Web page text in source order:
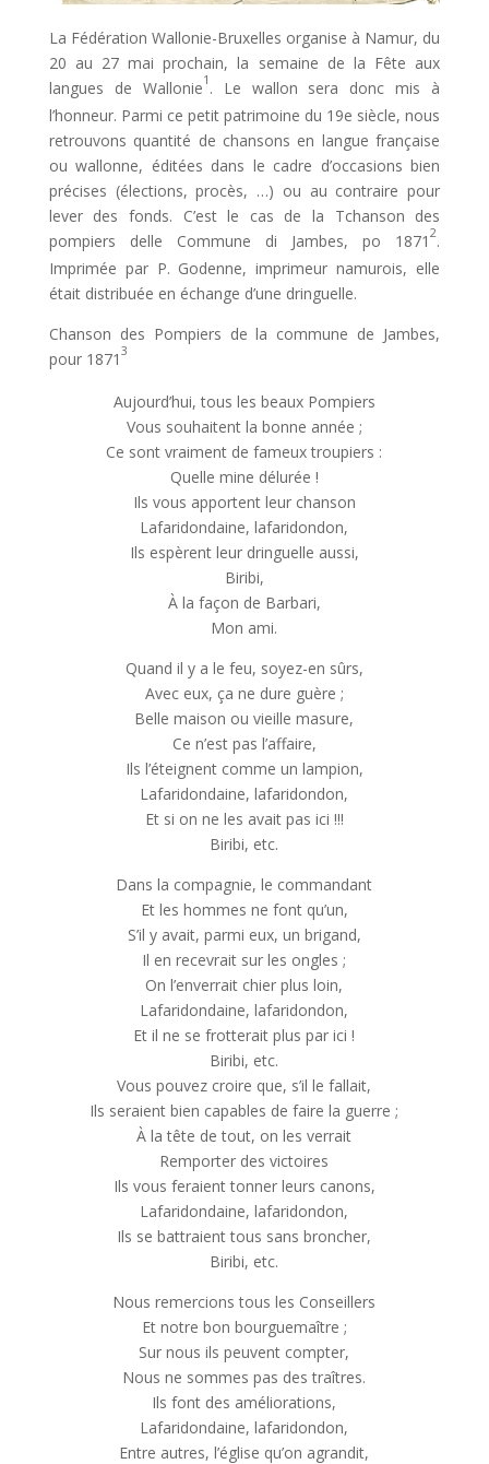
La Fédération Wallonie-Bruxelles organise à Namur, du
20 au 27 mai prochain, la semaine de la Fête aux
langues de Wallonie1 . Le wallon sera donc mis à
l’honneur. Parmi ce petit patrimoine du 19e siècle, nous
retrouvons quantité de chansons en langue française
ou wallonne, éditées dans le cadre d’occasions bien
précises (élections, procès, …) ou au contraire pour
lever des fonds. C’est le cas de la Tchanson des
pompiers delle Commune di Jambes, po 18712.
Imprimée par P. Godenne, imprimeur namurois, elle
était distribuée en échange d’une dringuelle.
Chanson des Pompiers de la commune de Jambes,
pour 1871 3
Aujourd’hui, tous les beaux Pompiers
Vous souhaitent la bonne année ;
Ce sont vraiment de fameux troupiers :
Quelle mine délurée !
Ils vous apportent leur chanson
Lafaridondaine, lafaridondon,
Ils espèrent leur dringuelle aussi,
Biribi,
À la façon de Barbari,
Mon ami.
Quand il y a le feu, soyez-en sûrs,
Avec eux, ça ne dure guère ;
Belle maison ou vieille masure,
Ce n’est pas l’affaire,
Ils l’éteignent comme un lampion,
Lafaridondaine, lafaridondon,
Et si on ne les avait pas ici !!!
Biribi, etc.
Dans la compagnie, le commandant
Et les hommes ne font qu’un,
S’il y avait, parmi eux, un brigand,
Il en recevrait sur les ongles ;
On l’enverrait chier plus loin,
Lafaridondaine, lafaridondon,
Et il ne se frotterait plus par ici !
Biribi, etc.
Vous pouvez croire que, s’il le fallait,
Ils seraient bien capables de faire la guerre ;
À la tête de tout, on les verrait
Remporter des victoires
Ils vous feraient tonner leurs canons,
Lafaridondaine, lafaridondon,
Ils se battraient tous sans broncher,
Biribi, etc.
Nous remercions tous les Conseillers
Et notre bon bourguemaître ;
Sur nous ils peuvent compter,
Nous ne sommes pas des traîtres.
Ils font des améliorations,
Lafaridondaine, lafaridondon,
Entre autres, l’église qu’on agrandit,